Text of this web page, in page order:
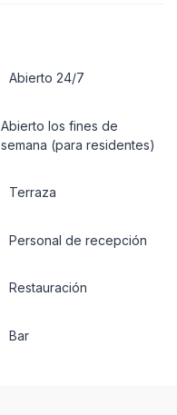
Abierto 24/7
Abierto los fines de
semana (para residentes)
Terraza
Personal de recepción
Restauración
Bar